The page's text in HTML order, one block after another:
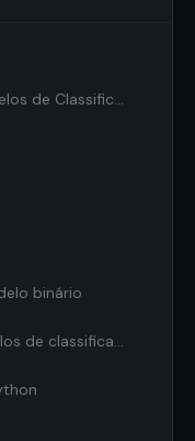
Apresentação do curso – Modelos de Classificação
binário
Métricas essenciais para modelos de classificação